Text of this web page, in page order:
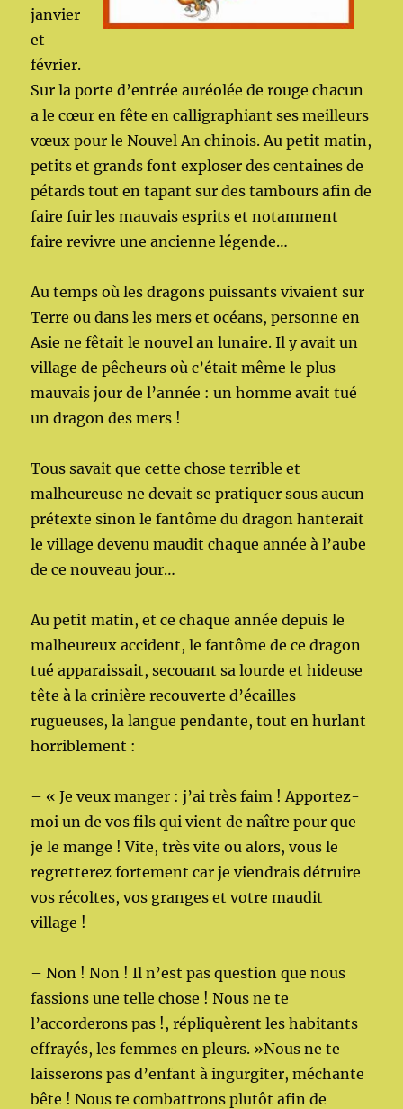
janvier
et
février.
Sur la porte d’entrée auréolée de rouge chacun
a le cœur en fête en calligraphiant ses meilleurs
vœux pour le Nouvel An chinois. Au petit matin,
petits et grands font exploser des centaines de
pétards tout en tapant sur des tambours afin de
faire fuir les mauvais esprits et notamment
faire revivre une ancienne légende…
Au temps où les dragons puissants vivaient sur
Terre ou dans les mers et océans, personne en
Asie ne fêtait le nouvel an lunaire. Il y avait un
village de pêcheurs où c’était même le plus
mauvais jour de l’année : un homme avait tué
un dragon des mers !
Tous savait que cette chose terrible et
malheureuse ne devait se pratiquer sous aucun
prétexte sinon le fantôme du dragon hanterait
le village devenu maudit chaque année à l’aube
de ce nouveau jour…
Au petit matin, et ce chaque année depuis le
malheureux accident, le fantôme de ce dragon
tué apparaissait, secouant sa lourde et hideuse
tête à la crinière recouverte d’écailles
rugueuses, la langue pendante, tout en hurlant
horriblement :
– « Je veux manger : j’ai très faim ! Apportez-
moi un de vos fils qui vient de naître pour que
je le mange ! Vite, très vite ou alors, vous le
regretterez fortement car je viendrais détruire
vos récoltes, vos granges et votre maudit
village !
– Non ! Non ! Il n’est pas question que nous
fassions une telle chose ! Nous ne te
l’accorderons pas !, répliquèrent les habitants
effrayés, les femmes en pleurs. »Nous ne te
laisserons pas d’enfant à ingurgiter, méchante
bête ! Nous te combattrons plutôt afin de